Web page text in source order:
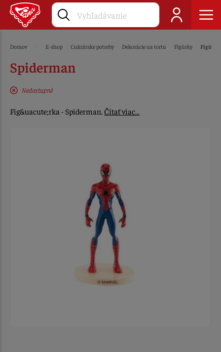
Domov E-shop Cukrárske potreby Dekorácie na tortu Figúrky
Spiderman
Nedostupné
Fig&uacute;rka - Spiderman.Čítať viac…